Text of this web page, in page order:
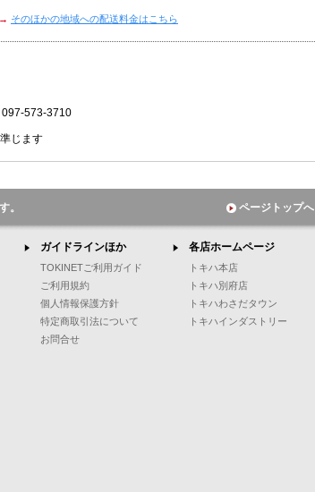
→ そのほかの地域への配送料金はこちら
573-3710
じます
。 ページトップへ
ガイドラインほか
TOKINETご利用ガイド
ご利用規約
個人情報保護方針
特定商取引法について
お問合せ
各店ホームページ
トキハ本店
トキハ別府店
トキハわさだタウン
トキハインダストリー